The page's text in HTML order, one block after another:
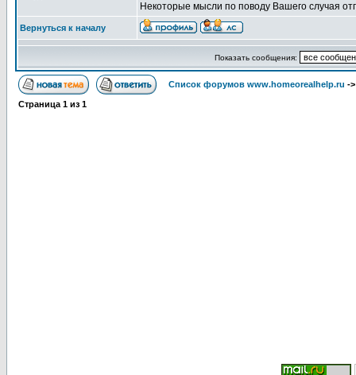
Некоторые мысли по поводу Вашего случая
Вернуться к началу
Показать сообщения:
Список форумов www.homeorealhelp.ru -
Страница 1 из 1